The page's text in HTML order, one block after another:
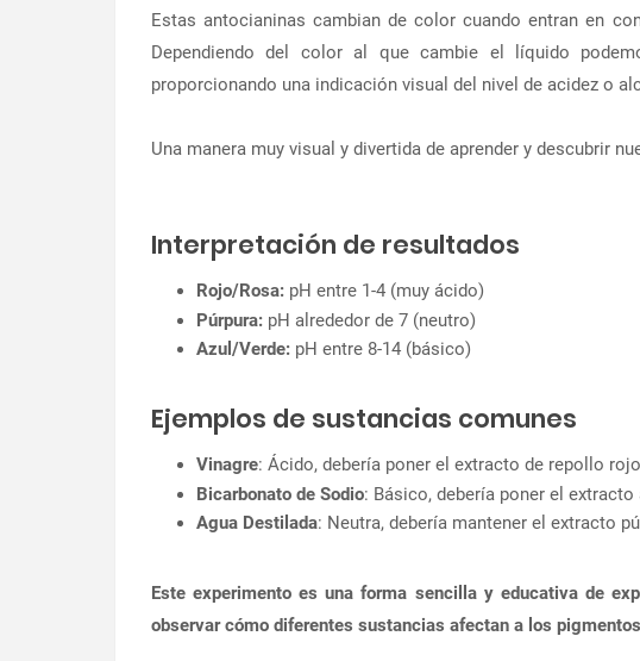
Estas antocianinas cambian de color cuando entran en
Dependiendo del color al que cambie el líquido
proporcionando una indicación visual del nivel de acidez o
Una manera muy visual y divertida de aprender y descubrir
Interpretación de resultados
Rojo/Rosa:pH entre 1-4 (muy ácido)
Púrpura:pH alrededor de 7 (neutro)
Azul/Verde:pH entre 8-14 (básico)
Ejemplos de sustancias comunes
Vinagre: Ácido, debería poner el extracto de repollo
Bicarbonato de Sodio: Básico, debería poner el extracto
Agua Destilada: Neutra, debería mantener el extracto
Este experimento es una forma sencilla y educativa de
observar cómo diferentes sustancias afectan a los